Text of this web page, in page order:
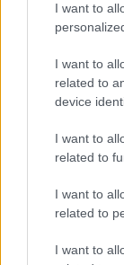
I want to
I want to
related to
device
I want to
related to
I want to
related to
I want to
neveket,
kapnak egy
használata is
Peter Parker
miközben
kérdéseivel
megoldás,
fekete-fehér
A fekete-fehér